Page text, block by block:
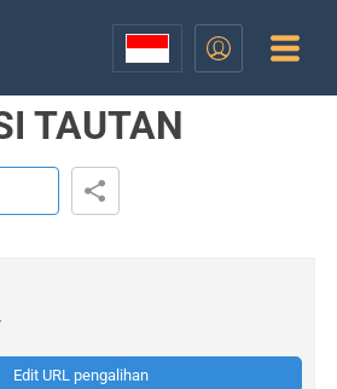
TAUTAN
Edit URL pengalihan